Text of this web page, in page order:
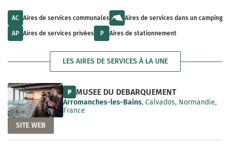
i
l
b
l
t
s
v
a
a
e
l
t
a
v
l
l
e
AC Aires de services communales Aires de services dans un camping
AP Aires de services privées P Aires de stationnement
LES AIRES DE SERVICES À LA UNE
P MUSEE DU DEBARQUEMENT
Arromanches-les-Bains, Calvados, Normandie,
France
SITE WEB